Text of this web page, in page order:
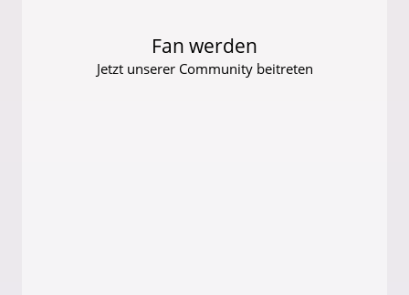
Fan werden
Jetzt unserer Community beitreten